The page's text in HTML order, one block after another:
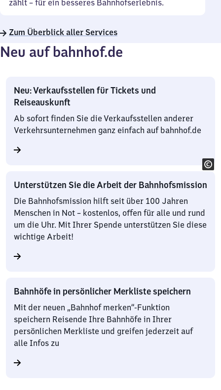
zählt – für ein besseres Bahnhofserlebnis.
Zum Überblick aller Services
Neu auf bahnhof.de
Neu: Verkaufsstellen für Tickets und
Reiseauskunft
Ab sofort finden Sie die Verkaufsstellen anderer
Verkehrsunternehmen ganz einfach auf bahnhof.de
Unterstützen Sie die Arbeit der Bahnhofsmission
Die Bahnhofsmission hilft seit über 100 Jahren
Menschen in Not – kostenlos, offen für alle und rund
um die Uhr. Mit Ihrer Spende unterstützen Sie diese
wichtige Arbeit!
Bahnhöfe in persönlicher Merkliste speichern
Mit der neuen „Bahnhof merken“-Funktion
speichern Reisende Ihre Bahnhöfe in Ihrer
persönlichen Merkliste und greifen jederzeit auf
alle Infos zu